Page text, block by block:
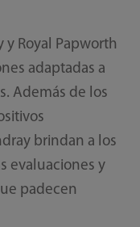
y Royal Papworth
adaptadas a
Además de los
brindan a los
evaluaciones y
padecen